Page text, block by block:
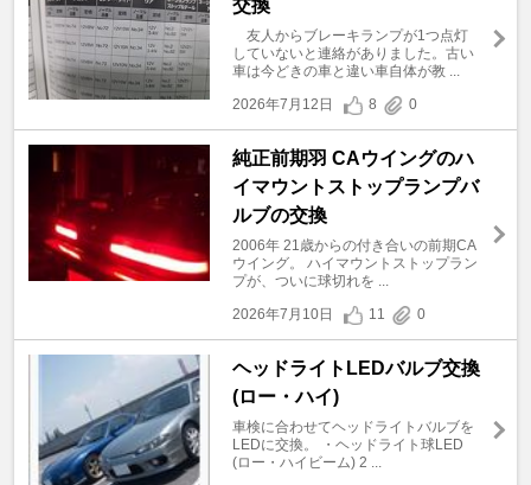
交換
友人からブレーキランプが1つ点灯
していないと連絡がありました。古い
車は今どきの車と違い車自体が教 ...
2026年7月12日
8 0
純正前期羽 CAウイングのハ
イマウントストップランプバ
ルブの交換
2006年 21歳からの付き合いの前期CA
ウイング。 ハイマウントストップラン
プが、ついに球切れを ...
2026年7月10日
11 0
ヘッドライトLEDバルブ交換
(ロー・ハイ)
車検に合わせてヘッドライトバルブを
LEDに交換。 ・ヘッドライト球LED
(ロー・ハイビーム) 2 ...